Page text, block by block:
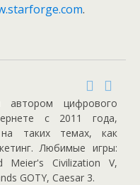
.
автором цифрового
с 2011 года,
на таких темах, как
Любимые игры:
Civilization V,
GOTY, Caesar 3.